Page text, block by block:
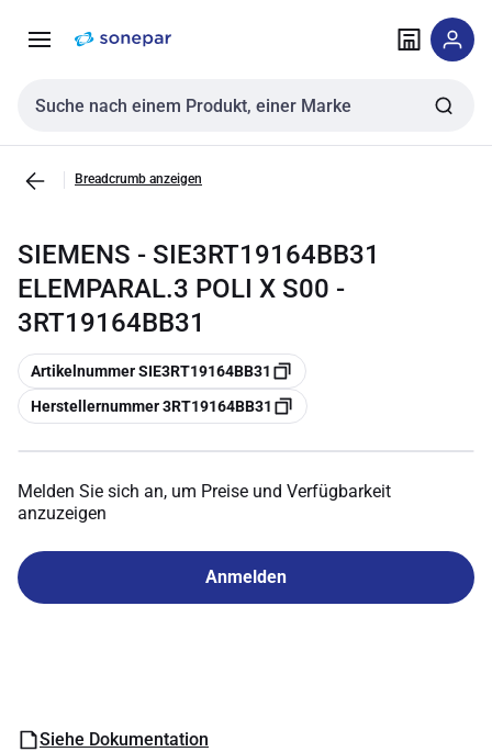
NavigationInhalt
Sucheingabe
Breadcrumb anzeigen
SIEMENS - SIE3RT19164BB31
ELEMPARAL.3 POLI X S00 -
3RT19164BB31
Kopieren
Artikelnummer SIE3RT19164BB31
Kopieren
Herstellernummer 3RT19164BB31
Melden Sie sich an, um Preise und Verfügbarkeit
anzuzeigen
Anmelden
Siehe Dokumentation